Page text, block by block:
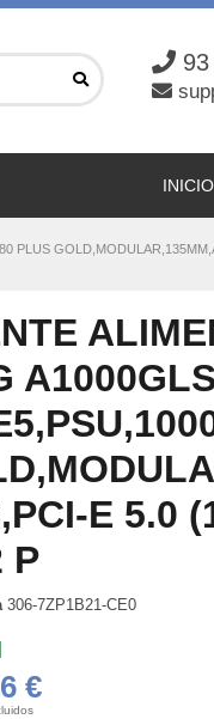
INICIO
PLUS
A1000GLS
E 5.0
P
306-7ZP1B21-CE0
€